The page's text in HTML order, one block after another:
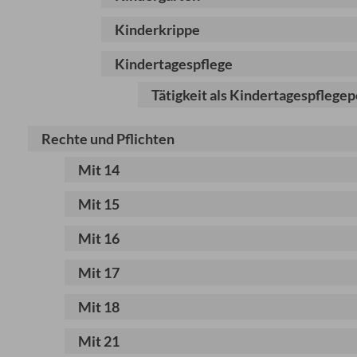
Kinderkrippe
Kindertagespflege
Tätigkeit als
Rechte und Pflichten
Mit 14
Mit 15
Mit 16
Mit 17
Mit 18
Mit 21